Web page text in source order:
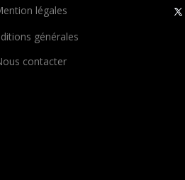
légales
générales
contacter